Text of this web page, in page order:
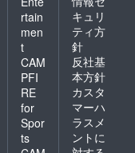
rtain
men
t
CAM
PFI
RE
for
Spor
ts
キュリ
ティ方
針
反社基
本方針
カスタ
マーハ
ラスメ
ントに